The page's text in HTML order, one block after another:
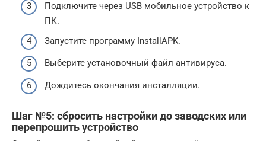
Подключите через USB мобильное устройство к
ПК.
Запустите программу InstallAPK.
Выберите установочный файл антивируса.
Дождитесь окончания инсталляции.
Шаг №5: сбросить настройки до заводских или
перепрошить устройство